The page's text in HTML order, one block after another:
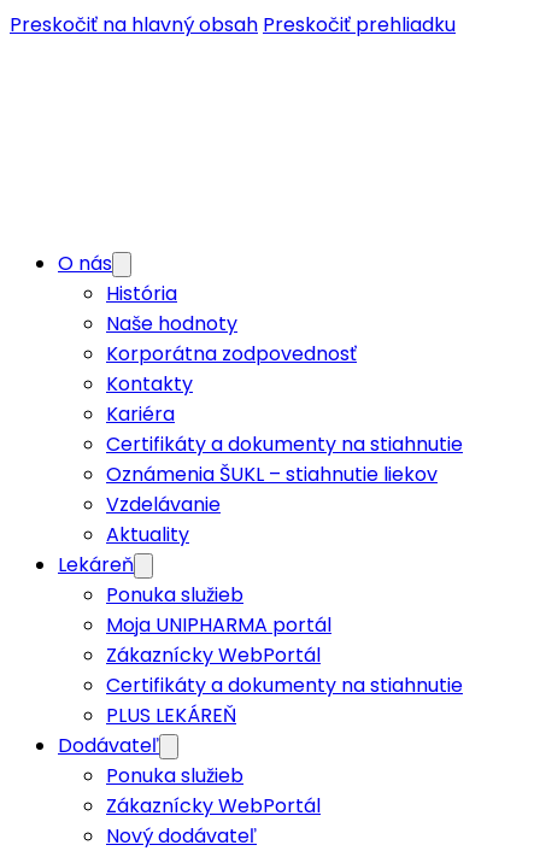
Preskočiť na hlavný obsah Preskočiť prehliadku
O nás
História
Naše hodnoty
Korporátna zodpovednosť
Kontakty
Kariéra
Certifikáty a dokumenty na stiahnutie
Oznámenia ŠUKL – stiahnutie liekov
Vzdelávanie
Aktuality
Lekáreň
Ponuka služieb
Moja UNIPHARMA portál
Zákaznícky WebPortál
Certifikáty a dokumenty na stiahnutie
PLUS LEKÁREŇ
Dodávateľ
Ponuka služieb
Zákaznícky WebPortál
Nový dodávateľ